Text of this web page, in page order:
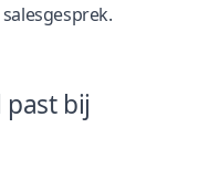
past bij